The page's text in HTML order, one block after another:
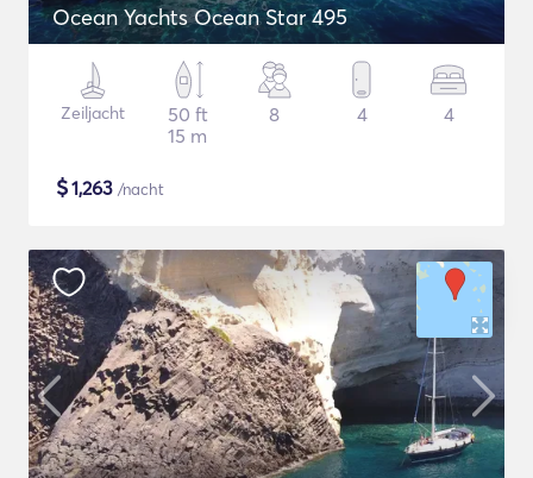
Ocean Yachts Ocean Star 495
Zeiljacht
50 ft
15 m
8 4 4
$1,263 /nacht